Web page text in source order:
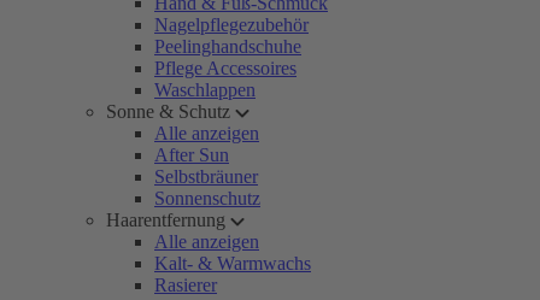
Nagelpflegezubehör
Peelinghandschuhe
Pflege Accessoires
Waschlappen
Sonne & Schutz
Alle anzeigen
After Sun
Selbstbräuner
Sonnenschutz
Haarentfernung
Alle anzeigen
Kalt- & Warmwachs
Rasierer